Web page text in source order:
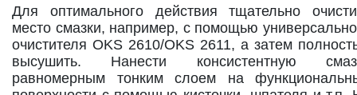
Для оптимального действия тщательно
место смазки, например, с помощью
очистителя OKS 2610/OKS 2611, а затем
высушить. Нанести консистентную
равномерным тонким слоем на